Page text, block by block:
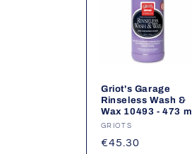
Griot's Garage
Rinseless Wash &
Wax 10493 - 473 ml
Fornecedor:
GRIOTS
Preço
€45.30